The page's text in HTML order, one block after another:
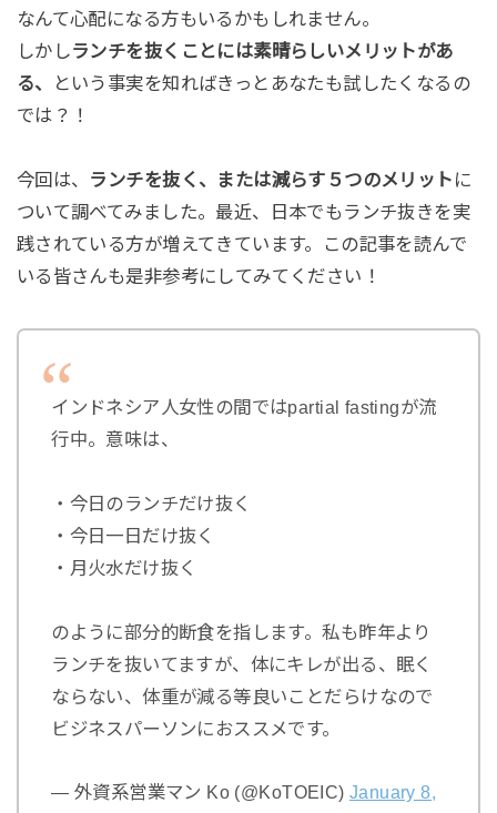
なんて心配になる方もいるかもしれません。
しかしランチを抜くことには素晴らしいメリットがあ
る、
という事実を知ればきっとあなたも試したくなるの
では？！
今回は、 ランチを抜く、または減らす５つのメリット に
ついて調べてみました。最近、日本でもランチ抜きを実
践されている方が増えてきています。この記事を読んで
いる皆さんも是非参考にしてみてください！
インドネシア人女性の間ではpartial fastingが流
行中。意味は、
・今日のランチだけ抜く
・今日一日だけ抜く
・月火水だけ抜く
のように部分的断食を指します。私も昨年より
ランチを抜いてますが、体にキレが出る、眠く
ならない、体重が減る等良いことだらけなので
ビジネスパーソンにおススメです。
— 外資系営業マン Ko (@KoTOEIC) January 8,